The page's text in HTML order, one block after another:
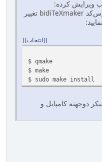
حال در ترمینال به پوشه حاوی سورس‌کد bidiTeXmaker تغییر
[انتخاب]
$ qmake
$ make
$ sudo make install
دوجهته کامپایل و